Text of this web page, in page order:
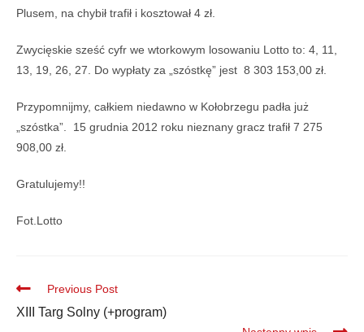
Plusem, na chybił trafił i kosztował 4 zł.
Zwycięskie sześć cyfr we wtorkowym losowaniu Lotto to: 4, 11,
13, 19, 26, 27. Do wypłaty za „szóstkę” jest 8 303 153,00 zł.
Przypomnijmy, całkiem niedawno w Kołobrzegu padła już
„szóstka”. 15 grudnia 2012 roku nieznany gracz trafił 7 275
908,00 zł.
Gratulujemy!!
Fot.Lotto
Previous Post
XIII Targ Solny (+program)